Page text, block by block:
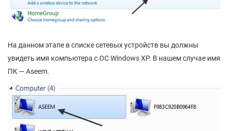
На данном этапе в списке сетевых устройств вы должны
увидеть имя компьютера с ОС Windows XP. В нашем случае имя
ПК — Aseem.